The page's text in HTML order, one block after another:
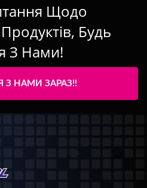
Щодо
Будь
З Нами!
З НАМИ ЗАРАЗ!!